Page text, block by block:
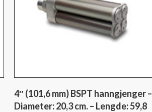
4″ (101,6 mm) BSPT hanngjenger –
Diameter: 20,3 cm. – Lengde: 59,8